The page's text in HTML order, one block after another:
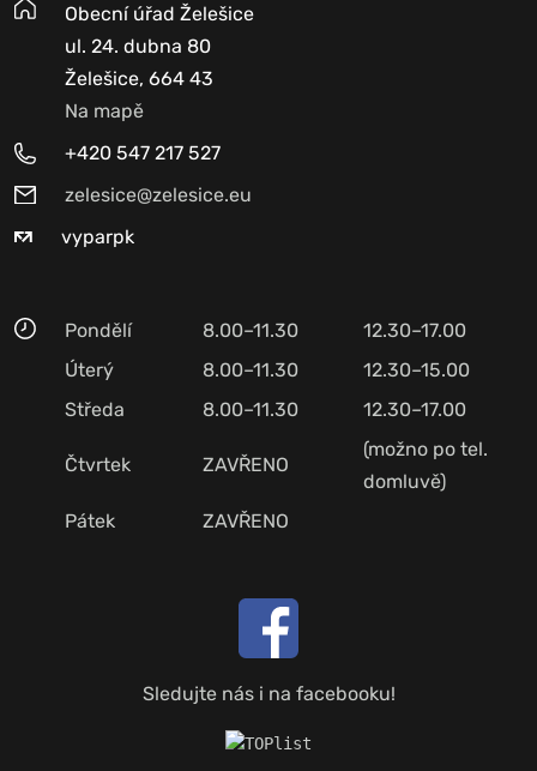
Obecní úřad Želešice
ul. 24. dubna 80
Želešice, 664 43
Na mapě
+420 547 217 527
zelesice@zelesice.eu
vyparpk
Pondělí 8.00–11.30
12.30–17.00
Úterý
8.00–11.30
12.30–15.00
Středa
8.00–11.30 12.30–17.00
Čtvrtek ZAVŘENO
(možno po tel.
domluvě)
Pátek
ZAVŘENO
Sledujte nás i na facebooku!